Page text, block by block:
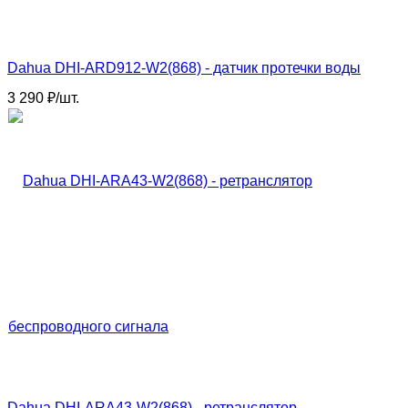
Dahua DHI-ARD912-W2(868) - датчик протечки воды
3 290 ₽/шт.